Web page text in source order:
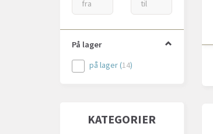
På lager
på lager(14)
KATEGORIER